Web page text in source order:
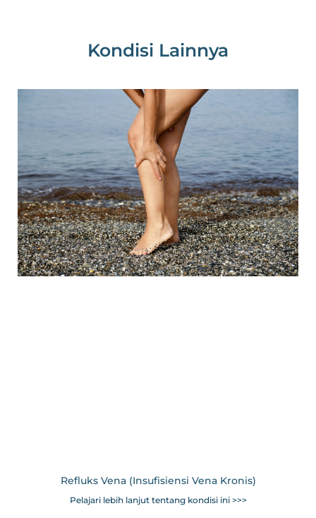
Kondisi Lainnya
Refluks Vena (Insufisiensi Vena Kronis)
Pelajari lebih lanjut tentang kondisi ini >>>